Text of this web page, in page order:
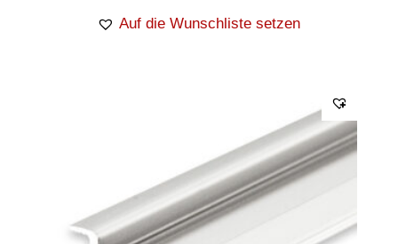
Auf die Wunschliste setzen